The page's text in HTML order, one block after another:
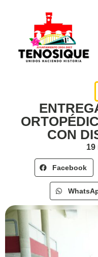
CON
19
Facebook